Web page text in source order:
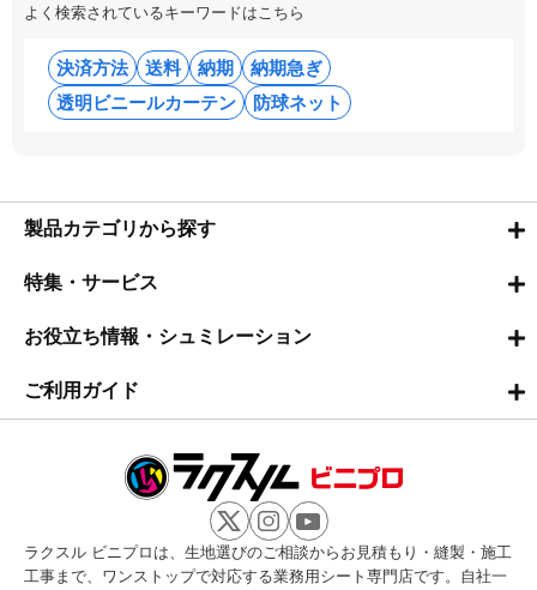
よく検索されているキーワードはこちら
決済方法 送料 納期
納期急ぎ
透明ビニールカーテン
防球ネット
製品カテゴリから探す
特集・サービス
お役立ち情報・シュミレーション
ご利用ガイド
ラクスル ビニプロは、生地選びのご相談からお見積もり・縫製・施工
工事まで、ワンストップで対応する業務用シート専門店です。自社一